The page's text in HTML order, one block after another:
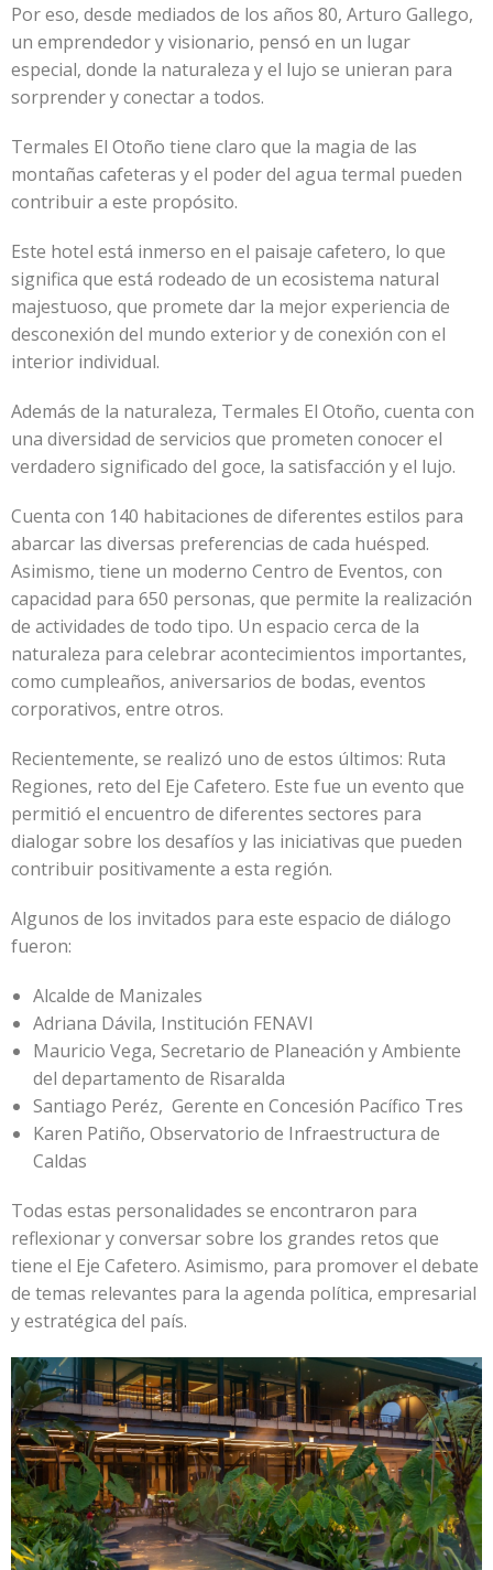
Por eso, desde mediados de los años 80, Arturo Gallego,
un emprendedor y visionario, pensó en un lugar
especial, donde la naturaleza y el lujo se unieran para
sorprender y conectar a todos.
Termales El Otoño tiene claro que la magia de las
montañas cafeteras y el poder del agua termal pueden
contribuir a este propósito.
Este hotel está inmerso en el paisaje cafetero, lo que
significa que está rodeado de un ecosistema natural
majestuoso, que promete dar la mejor experiencia de
desconexión del mundo exterior y de conexión con el
interior individual.
Además de la naturaleza, Termales El Otoño, cuenta con
una diversidad de servicios que prometen conocer el
verdadero significado del goce, la satisfacción y el lujo.
Cuenta con 140 habitaciones de diferentes estilos para
abarcar las diversas preferencias de cada huésped.
Asimismo, tiene un moderno Centro de Eventos, con
capacidad para 650 personas, que permite la realización
de actividades de todo tipo. Un espacio cerca de la
naturaleza para celebrar acontecimientos importantes,
como cumpleaños, aniversarios de bodas, eventos
corporativos, entre otros.
Recientemente, se realizó uno de estos últimos: Ruta
Regiones, reto del Eje Cafetero. Este fue un evento que
permitió el encuentro de diferentes sectores para
dialogar sobre los desafíos y las iniciativas que pueden
contribuir positivamente a esta región.
Algunos de los invitados para este espacio de diálogo
fueron:
Alcalde de Manizales
Adriana Dávila, Institución FENAVI
Mauricio Vega, Secretario de Planeación y Ambiente
del departamento de Risaralda
Santiago Peréz, Gerente en Concesión Pacífico Tres
Karen Patiño, Observatorio de Infraestructura de
Caldas
Todas estas personalidades se encontraron para
reflexionar y conversar sobre los grandes retos que
tiene el Eje Cafetero. Asimismo, para promover el debate
de temas relevantes para la agenda política, empresarial
y estratégica del país.